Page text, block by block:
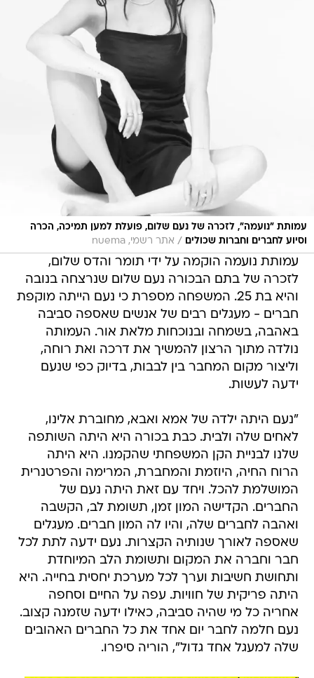
עמותת "נועמה", לזכרה של נעם שלום, פועלת למען תמיכה, הכרה
וסיוע לחברים וחברות שכולים
/ אתר רשמי, nuema
עמותת נועמה הוקמה על ידי תומר והדס שלום,
לזכרה של בתם הבכורה נעם שלום שנרצחה בנובה
והיא בת 25. המשפחה מספרת כי נעם הייתה מוקפת
חברים - מעגלים רבים של אנשים שאספה סביבה
באהבה, בשמחה ובנוכחות מלאת אור. העמותה
נולדה מתוך הרצון להמשיך את דרכה ואת רוחה,
וליצור מקום המחבר בין לבבות, בדיוק כפי שנעם
ידעה לעשות.
"נעם היתה ילדה של אמא ואבא, מחוברת אלינו,
לאחים שלה ולבית. כבת בכורה היא היתה השותפה
שלנו לבניית הקן המשפחתי שהקמנו. היא היתה
הרוח החיה, היוזמת והמחברת, המרימה והפרטנרית
המושלמת להכל. ויחד עם זאת היתה נעם של
החברים. הקדישה המון זמן, תשומת לב, הקשבה
ואהבה לחברים שלה, והיו לה המון חברים. מעגלים
שאספה לאורך שנותיה הקצרות. נעם ידעה לתת לכל
חבר וחברה את המקום ותשומת הלב המיוחדת
ותחושת חשיבות וערך לכל מערכת יחסית בחייה. היא
היתה פריקית של חוויות. עפה על החיים וסחפה
אחריה כל מי שהיה סביבה, כאילו ידעה שזמנה קצוב.
נעם חלמה לחבר יום אחד את כל החברים האהובים
שלה למעגל אחד גדול", הוריה סיפרו.